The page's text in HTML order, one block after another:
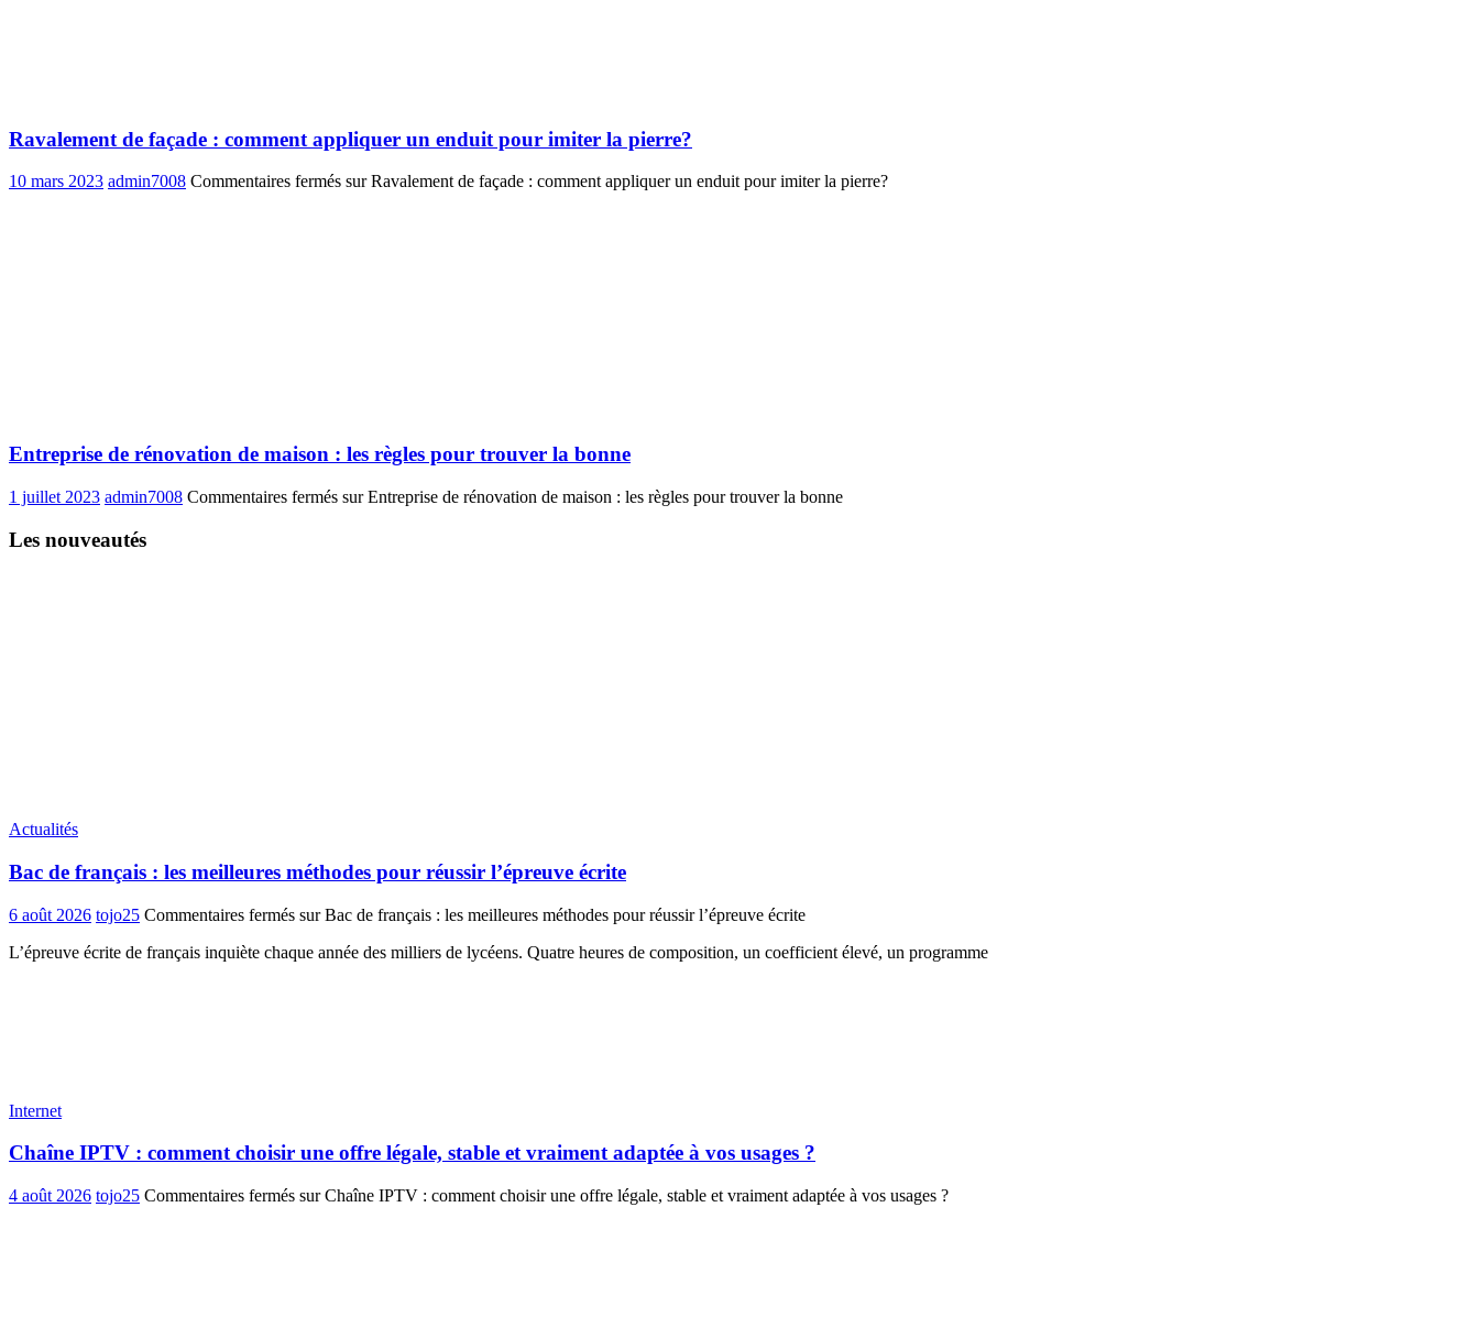
Ravalement de façade : comment appliquer un enduit pour imiter la pierre?
10 mars 2023 admin7008 Commentaires fermés sur Ravalement de façade : comment appliquer un enduit pour imiter la pierre?
Entreprise de rénovation de maison : les règles pour trouver la bonne
1 juillet 2023 admin7008 Commentaires fermés sur Entreprise de rénovation de maison : les règles pour trouver la bonne
Les nouveautés
Actualités
Bac de français : les meilleures méthodes pour réussir l’épreuve écrite
6 août 2026 tojo25 Commentaires fermés sur Bac de français : les meilleures méthodes pour réussir l’épreuve écrite
L’épreuve écrite de français inquiète chaque année des milliers de lycéens. Quatre heures de composition, un coefficient élevé, un programme
Internet
Chaîne IPTV : comment choisir une offre légale, stable et vraiment adaptée à vos usages ?
4 août 2026 tojo25 Commentaires fermés sur Chaîne IPTV : comment choisir une offre légale, stable et vraiment adaptée à vos usages ?